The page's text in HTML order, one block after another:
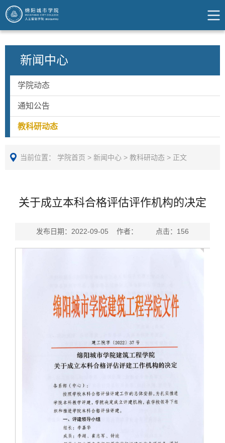
新闻中心
学院动态
通知公告
教科研动态
当前位置： 学院首页 > 新闻中心 > 教科研动态 > 正文
关于成立本科合格评估评作机构的决定
发布日期：2022-09-05 作者： 点击： 156